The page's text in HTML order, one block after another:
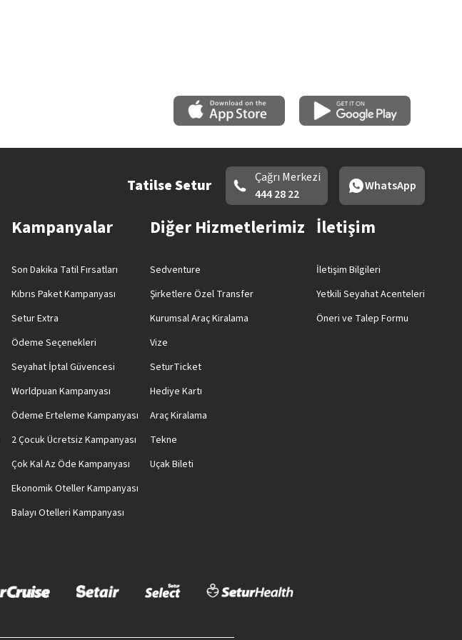
Tatilse Setur
Çağrı Merkezi
444 28 22
WhatsApp
Kampanyalar
Son Dakika Tatil Fırsatları
Kıbrıs Paket Kampanyası
Setur Extra
Ödeme Seçenekleri
Seyahat İptal Güvencesi
Worldpuan Kampanyası
Ödeme Erteleme Kampanyası
2 Çocuk Ücretsiz Kampanyası
Çok Kal Az Öde Kampanyası
Ekonomik Oteller Kampanyası
Balayı Otelleri Kampanyası
Diğer Hizmetlerimiz
Sedventure
Şirketlere Özel Transfer
Kurumsal Araç Kiralama
Vize
SeturTicket
Hediye Kartı
Araç Kiralama
Tekne
Uçak Bileti
İletişim
İletişim Bilgileri
Yetkili Seyahat Acenteleri
Öneri ve Talep Formu